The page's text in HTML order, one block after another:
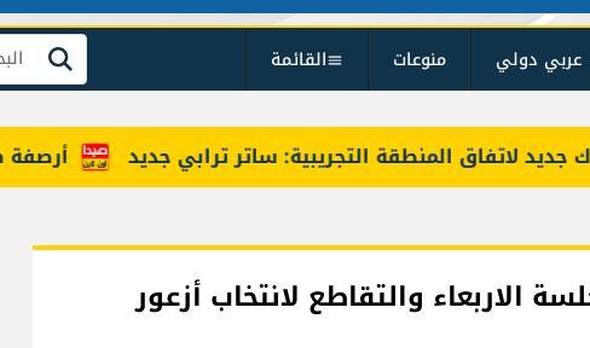
عربي دولي منوعات القائمة بحث
أرصفة لاتفاق المنطقة التجريبية: ساتر ترابي جديد
والتقاطع لانتخاب أزعور